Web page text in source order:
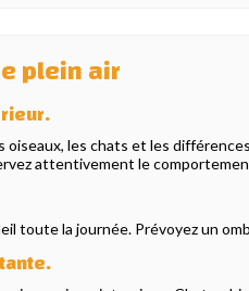
plein air
oiseaux, les chats et les
attentivement le
toute la journée. Prévoyez un